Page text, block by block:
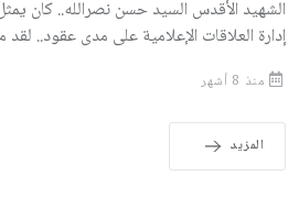
الشهيد الأقدس السيد حسن نصرالله.. كان
إدارة العلاقات الإعلامية على مدى عقود..
منذ 8 أشهر
المزيد